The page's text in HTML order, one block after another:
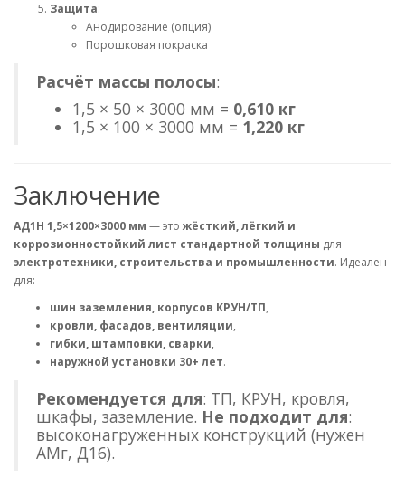
Защита:
Анодирование (опция)
Порошковая покраска
Расчёт массы полосы:
1,5 × 50 × 3000 мм = 0,610 кг
1,5 × 100 × 3000 мм = 1,220 кг
Заключение
АД1Н 1,5×1200×3000 мм — это жёсткий, лёгкий и
коррозионностойкий лист стандартной толщины для
электротехники, строительства и промышленности. Идеален
для:
шин заземления, корпусов КРУН/ТП,
кровли, фасадов, вентиляции,
гибки, штамповки, сварки,
наружной установки 30+ лет.
Рекомендуется для: ТП, КРУН, кровля,
шкафы, заземление. Не подходит для:
высоконагруженных конструкций (нужен
АМг, Д16).